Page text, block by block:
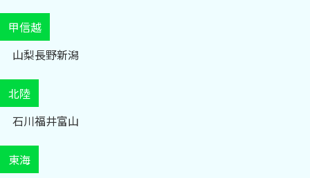
甲信越
山梨長野新潟
北陸
石川福井富山
東海